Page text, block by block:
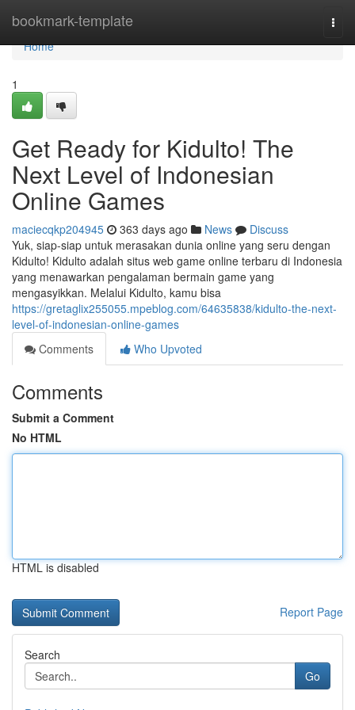
bookmark-template
Home
Home
1
Get Ready for Kidulto! The
Next Level of Indonesian
Online Games
maciecqkp204945 363 days ago News
Discuss
Yuk, siap-siap untuk merasakan dunia online yang seru dengan
Kidulto! Kidulto adalah situs web game online terbaru di Indonesia
yang menawarkan pengalaman bermain game yang
mengasyikkan. Melalui Kidulto, kamu bisa
https://gretaglix255055.mpeblog.com/64635838/kidulto-the-next-
level-of-indonesian-online-games
Comments
Who Upvoted
Comments
Submit a Comment
No HTML
HTML is disabled
Report Page
Search
Go